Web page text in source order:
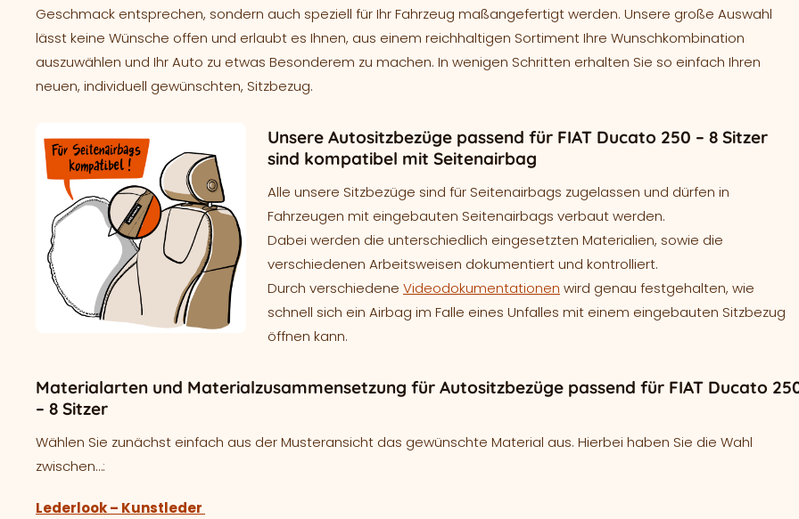
Geschmack entsprechen, sondern auch speziell für Ihr Fahrzeug maßangefertigt werden. Unsere große Auswahl
lässt keine Wünsche offen und erlaubt es Ihnen, aus einem reichhaltigen Sortiment Ihre Wunschkombination
auszuwählen und Ihr Auto zu etwas Besonderem zu machen. In wenigen Schritten erhalten Sie so einfach Ihren
neuen, individuell gewünschten, Sitzbezug.
Unsere Autositzbezüge passend für FIAT Ducato 250 – 8 Sitzer
sind kompatibel mit Seitenairbag
Alle unsere Sitzbezüge sind für Seitenairbags zugelassen und dürfen in
Fahrzeugen mit eingebauten Seitenairbags verbaut werden.
Dabei werden die unterschiedlich eingesetzten Materialien, sowie die
verschiedenen Arbeitsweisen dokumentiert und kontrolliert.
Durch verschiedene Videodokumentationen wird genau festgehalten, wie
schnell sich ein Airbag im Falle eines Unfalles mit einem eingebauten Sitzbezug
öffnen kann.
Materialarten und Materialzusammensetzung für Autositzbezüge passend für FIAT Ducato
– 8 Sitzer
Wählen Sie zunächst einfach aus der Musteransicht das gewünschte Material aus. Hierbei haben Sie die Wahl
zwischen…:
Lederlook – Kunstleder